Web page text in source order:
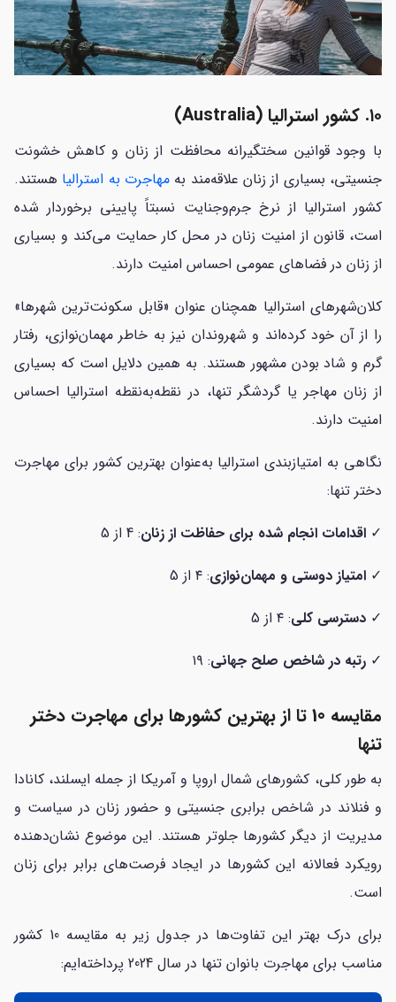
۱۰. کشور استرالیا (Australia)
با وجود قوانین سختگیرانه محافظت از زنان و کاهش خشونت
جنسیتی، بسیاری از زنان علاقه‌مند به مهاجرت به استرالیا هستند.
کشور استرالیا از نرخ جرم‌وجنایت نسبتاً پایینی برخوردار شده
است، قانون از امنیت زنان در محل کار حمایت می‌کند و بسیاری
از زنان در فضاهای عمومی احساس امنیت دارند.
کلان‌شهرهای استرالیا همچنان عنوان «قابل سکونت‌ترین شهرها»
را از آن خود کرده‌اند و شهروندان نیز به خاطر مهمان‌نوازی، رفتار
گرم و شاد بودن مشهور هستند. به همین دلایل است که بسیاری
از زنان مهاجر یا گردشگر تنها، در نقطه‌به‌نقطه استرالیا احساس
امنیت دارند.
نگاهی به امتیازبندی استرالیا به‌عنوان بهترین کشور برای مهاجرت
دختر تنها:
✓ اقدامات انجام شده برای حفاظت از زنان: 4 از 5
✓ امتیاز دوستی و مهمان‌نوازی: ۴ از 5
✓ دسترسی کلی: ۴ از 5
✓ رتبه در شاخص صلح جهانی: ۱۹
مقایسه 10 تا از بهترین کشورها برای مهاجرت دختر
تنها
به طور کلی، کشورهای شمال اروپا و آمریکا از جمله ایسلند، کانادا
و فنلاند در شاخص برابری جنسیتی و حضور زنان در سیاست و
مدیریت از دیگر کشورها جلوتر هستند. این موضوع نشان‌دهنده
رویکرد فعالانه این کشورها در ایجاد فرصت‌های برابر برای زنان
است.
برای درک بهتر این تفاوت‌ها در جدول زیر به مقایسه 10 کشور
مناسب برای مهاجرت بانوان تنها در سال 2024 پرداخته‌ایم: